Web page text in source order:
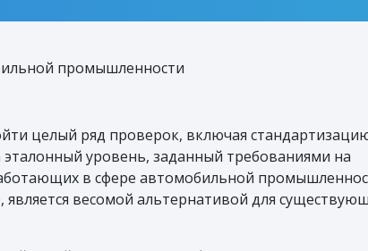
промышленности
целый ряд проверок, включая
уровень, заданный требованиями на
в сфере автомобильной
весомой альтернативой для